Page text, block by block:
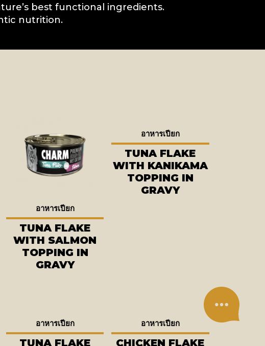
best functional ingredients.
nutrition.
อาหารเปียก
TUNA FLAKE
WITH SALMON
TOPPING IN
GRAVY
อาหารเปียก
TUNA FLAKE
WITH KANIKAMA
TOPPING IN
GRAVY
อาหารเปียก
TUNA FLAKE
อาหารเปียก
CHICKEN FLAKE